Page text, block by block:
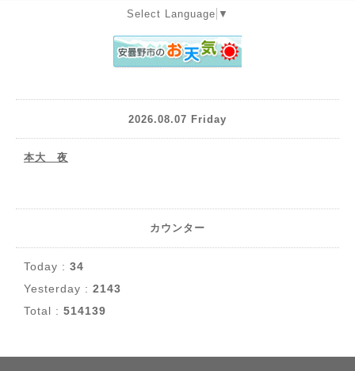
Select Language ▼
2026.08.07 Friday
本大 夜
カウンター
Today : 34
Yesterday : 2143
Total : 514139